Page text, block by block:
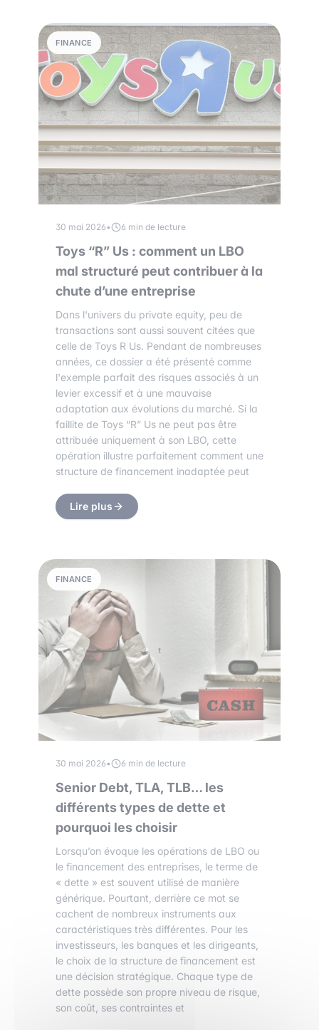
FINANCE
30 mai 2026• 6 min de lecture
Toys “R” Us : comment un LBO
mal structuré peut contribuer à la
chute d’une entreprise
Dans l'univers du private equity, peu de
transactions sont aussi souvent citées que
celle de Toys R Us. Pendant de nombreuses
années, ce dossier a été présenté comme
l'exemple parfait des risques associés à un
levier excessif et à une mauvaise
adaptation aux évolutions du marché. Si la
faillite de Toys “R” Us ne peut pas être
attribuée uniquement à son LBO, cette
opération illustre parfaitement comment une
structure de financement inadaptée peut
Lire plus
FINANCE
30 mai 2026• 6 min de lecture
Senior Debt, TLA, TLB… les
différents types de dette et
pourquoi les choisir
Lorsqu’on évoque les opérations de LBO ou
le financement des entreprises, le terme de
« dette » est souvent utilisé de manière
générique. Pourtant, derrière ce mot se
cachent de nombreux instruments aux
caractéristiques très différentes. Pour les
investisseurs, les banques et les dirigeants,
le choix de la structure de financement est
une décision stratégique. Chaque type de
dette possède son propre niveau de risque,
son coût, ses contraintes et